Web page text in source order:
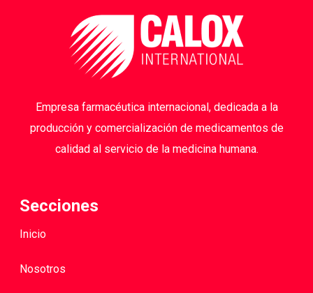
Empresa farmacéutica internacional, dedicada a la
producción y comercialización de medicamentos de
calidad al servicio de la medicina humana.
Secciones
Inicio
Nosotros